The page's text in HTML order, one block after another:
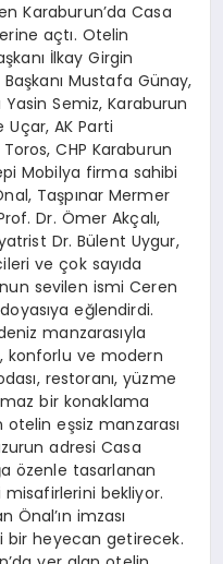
Karaburun’da Casa
açtı. Otelin
İlkay Girgin
Mustafa Günay,
Semiz, Karaburun
AK Parti
CHP Karaburun
Mobilya firma sahibi
Taşpınar Mermer
Dr. Ömer Akçalı,
Dr. Bülent Uygur,
ve çok sayıda
sevilen ismi Ceren
eğlendirdi.
manzarasıyla
konforlu ve modern
restoranı, yüzme
bir konaklama
eşsiz manzarası
adresi Casa
özenle tasarlanan
bekliyor.
imzası
bir heyecan getirecek.